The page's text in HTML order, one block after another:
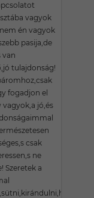
vagyok
én vagyok
pasija,de
van
tulajdonság!
fogadjon el
vagyok,a jó,és
csak
ne
Szeretek a